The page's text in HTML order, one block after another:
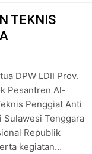
TEKNIS
DPW LDII Prov.
Pesantren Al-
Penggiat Anti
Sulawesi Tenggara
Republik
kegiatan…